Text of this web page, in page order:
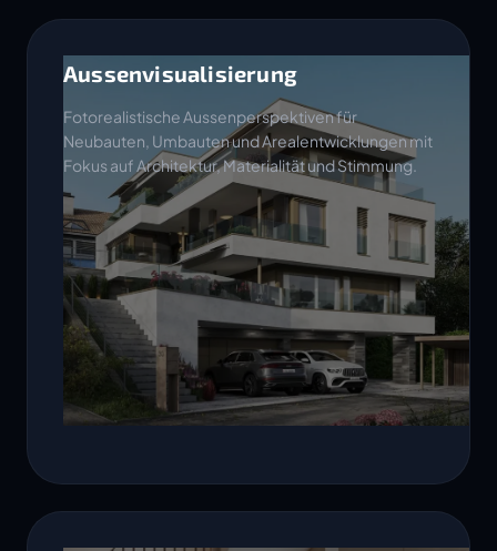
Aussenvisualisierung
Fotorealistische Aussenperspektiven für
Neubauten, Umbauten und Arealentwicklungen mit
Fokus auf Architektur, Materialität und Stimmung.